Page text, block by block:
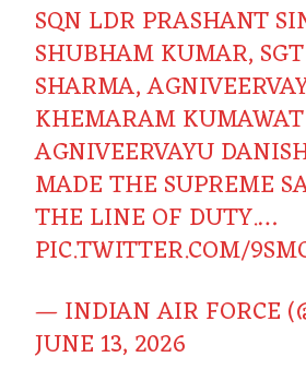
SQN LDR PRASHANT
SHUBHAM KUMAR,
SHARMA,
KHEMARAM
AGNIVEERVAYU
MADE THE SUPREME
THE LINE OF DUTY.…
PIC.TWITTER.COM/
— INDIAN AIR FORCE
JUNE 13, 2026